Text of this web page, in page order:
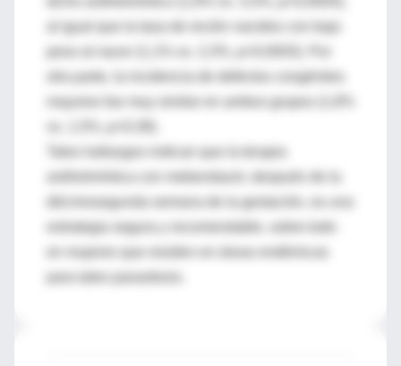
al igual que la tasa de recién nacidos con bajo
otra parte, la incidencia de defectos congénitos
mayores fue muy similar en ambos grupos (1,8%
Tales hallazgos indican que la terapia
décimosegunda semana de la gestación, es una
estrategia segura y recomendable, sobre todo